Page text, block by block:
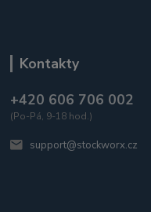
Kontakty
+420 606 706 002
(Po-Pá, 9-18 hod.)
support@stockworx.cz